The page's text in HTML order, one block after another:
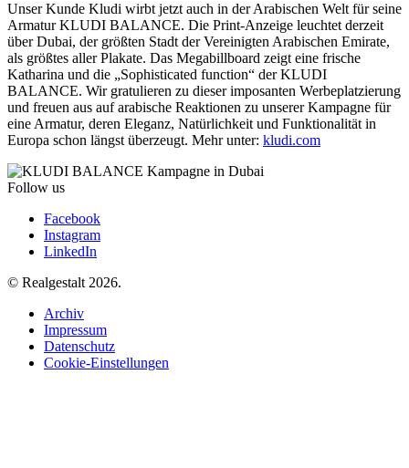
Unser Kunde Kludi wirbt jetzt auch in der Arabischen Welt für seine
Armatur KLUDI BALANCE. Die Print-Anzeige leuchtet derzeit
über Dubai, der größten Stadt der Vereinigten Arabischen Emirate,
als größtes aller Plakate. Das Megabillboard zeigt eine frische
Katharina und die „Sophisticated function“ der KLUDI
BALANCE. Wir gratulieren zu dieser imposanten Werbeplatzierung
und freuen aus auf arabische Reaktionen zu unserer Kampagne für
eine Armatur, deren Eleganz, Natürlichkeit und Funktionalität in
Europa schon längst überzeugt. Mehr unter: kludi.com
Follow us
Facebook
Instagram
LinkedIn
© Realgestalt 2026.
Archiv
Impressum
Datenschutz
Cookie-Einstellungen